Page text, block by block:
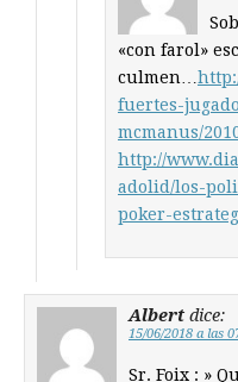
«con farol»
culmen…
fuertes-
mcmanus/
http://
adolid/los-
poker-
Albert dice:
15/06/2018 a las
Sr. Foix : »